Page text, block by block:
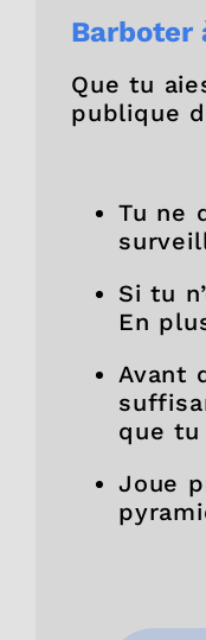
Barboter
Que tu
publique
Tu ne
Si tu
En
Avant
que tu
Joue